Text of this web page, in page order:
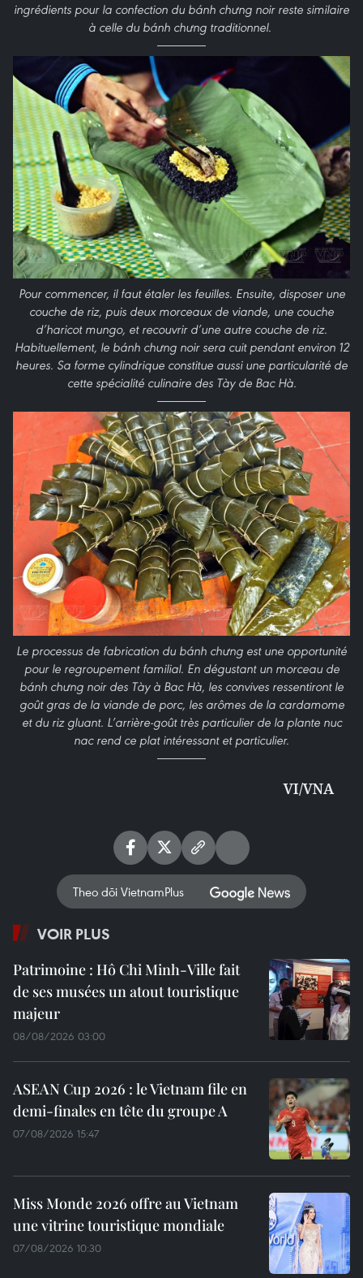
ingrédients pour la confection du bánh chưng noir reste similaire
à celle du bánh chưng traditionnel.
Pour commencer, il faut étaler les feuilles. Ensuite, disposer une
couche de riz, puis deux morceaux de viande, une couche
d’haricot mungo, et recouvrir d’une autre couche de riz.
Habituellement, le bánh chưng noir sera cuit pendant environ 12
heures. Sa forme cylindrique constitue aussi une particularité de
cette spécialité culinaire des Tày de Bac Hà.
Le processus de fabrication du bánh chưng est une opportunité
pour le regroupement familial. En dégustant un morceau de
bánh chưng noir des Tày à Bac Hà, les convives ressentiront le
goût gras de la viande de porc, les arômes de la cardamome
et du riz gluant. L’arrière-goût très particulier de la plante nuc
nac rend ce plat intéressant et particulier.
VI/VNA
Theo dõi VietnamPlus
VOIR PLUS
Patrimoine : Hô Chi Minh-Ville fait
de ses musées un atout touristique
majeur
08/08/2026 03:00
ASEAN Cup 2026 : le Vietnam file en
demi-finales en tête du groupe A
07/08/2026 15:47
Miss Monde 2026 offre au Vietnam
une vitrine touristique mondiale
07/08/2026 10:30